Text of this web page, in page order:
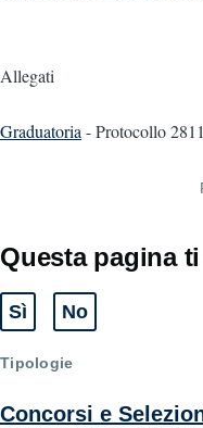
Allegati
Graduatoria - Protocollo
Questa pagina
Sì
Tipologie
Concorsi e